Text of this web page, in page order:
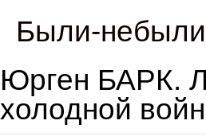
Были-
Юрген БАРК.
холодной